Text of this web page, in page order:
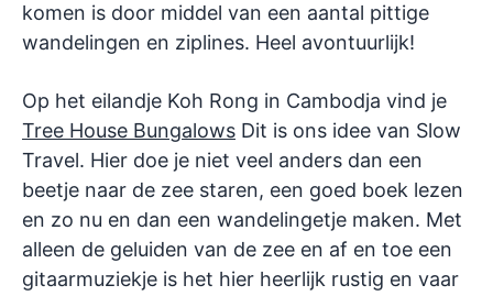
komen is door middel van een aantal pittige
wandelingen en ziplines. Heel avontuurlijk!
Op het eilandje Koh Rong in Cambodja vind je
Tree House Bungalows Dit is ons idee van Slow
Travel. Hier doe je niet veel anders dan een
beetje naar de zee staren, een goed boek lezen
en zo nu en dan een wandelingetje maken. Met
alleen de geluiden van de zee en af en toe een
gitaarmuziekje is het hier heerlijk rustig en vaar